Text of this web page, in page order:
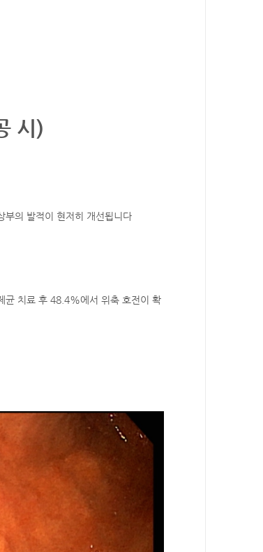
시)
부의 발적이 현저히 개선됩니다
균 치료 후 48.4%에서 위축 호전이 확